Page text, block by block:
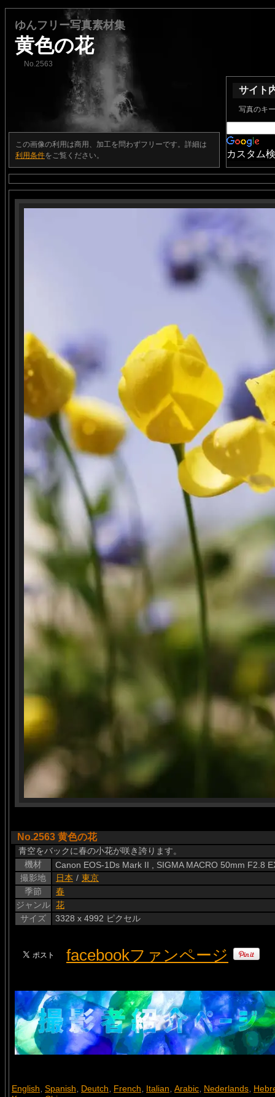
ゆんフリー写真素材集
黄色の花
No.2563
この画像の利用は商用、加工を問わずフリーです。詳細は
利用条件をご覧ください。
サイト
写真のキ
カスタム
No.2563 黄色の花
青空をバックに春の小花が咲き誇ります。
機材
Canon EOS-1Ds Mark II , SIGMA MACRO 50mm F2.8
撮影地
日本 / 東京
季節
春
ジャンル 花
サイズ
3328 x 4992 ピクセル
facebookファンページ
English, Spanish, Deutch, French, Italian, Arabic, Nederlands,